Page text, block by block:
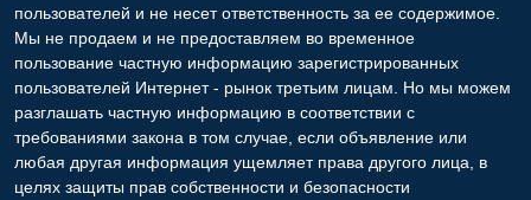
пользователей и не несет ответственность за ее содержимое.
Мы не продаем и не предоставляем во временное
пользование частную информацию зарегистрированных
пользователей Интернет - рынок третьим лицам. Но мы можем
разглашать частную информацию в соответствии с
требованиями закона в том случае, если объявление или
любая другая информация ущемляет права другого лица, в
целях защиты прав собственности и безопасности